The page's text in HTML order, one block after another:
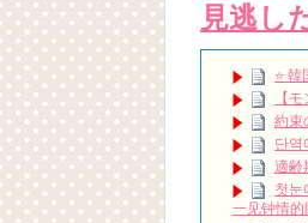
見逃し
⭐️
【
約
단역
適齢
첫눈
一见钟情的